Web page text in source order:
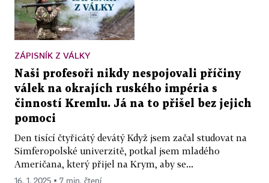
ZÁPISNÍK Z VÁLKY
Naši profesoři nikdy nespojovali příčiny
válek na okrajích ruského impéria s
činností Kremlu. Já na to přišel bez jejich
pomoci
Den tisící čtyřicátý devátý Když jsem začal studovat na
Simferopolské univerzitě, potkal jsem mladého
Američana, který přijel na Krym, aby se...